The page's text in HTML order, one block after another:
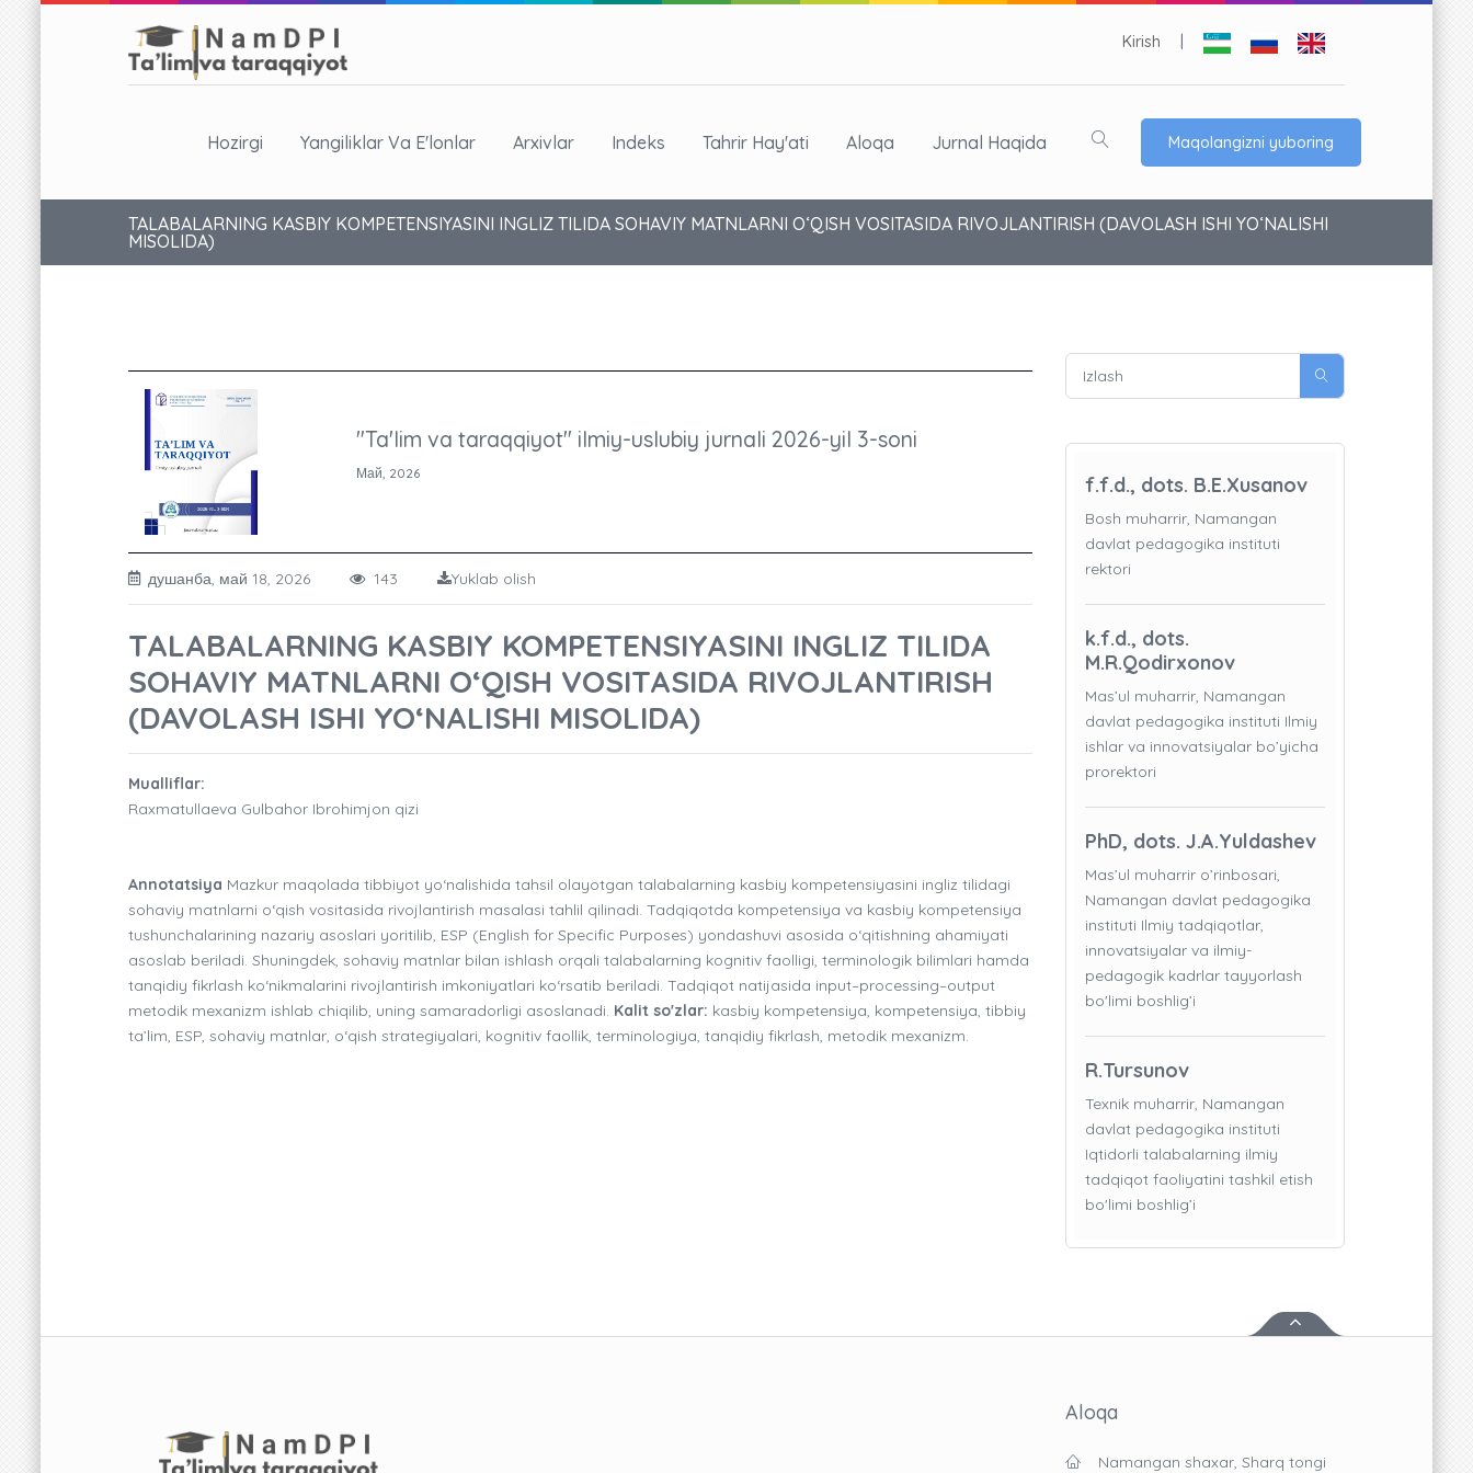
Kirish
Hozirgi Yangiliklar Va E'lonlar Arxivlar Indeks Tahrir Hay'ati Aloqa Jurnal Haqida Maqolangizni yuboring
TALABALARNING KASBIY KOMPETENSIYASINI INGLIZ TILIDA SOHAVIY MATNLARNI O‘QISH VOSITASIDA RIVOJLANTIRISH (DAVOLASH ISHI YO‘NALISHI
MISOLIDA)
"Ta'lim va taraqqiyot" ilmiy-uslubiy jurnali 2026-yil 3-soni
Май, 2026
душанба, май 18, 2026 143 Yuklab olish
TALABALARNING KASBIY KOMPETENSIYASINI INGLIZ TILIDA
SOHAVIY MATNLARNI O‘QISH VOSITASIDA RIVOJLANTIRISH
(DAVOLASH ISHI YO‘NALISHI MISOLIDA)
Mualliflar:
Raxmatullaeva Gulbahor Ibrohimjon qizi
Annotatsiya Mazkur maqolada tibbiyot yo‘nalishida tahsil olayotgan talabalarning kasbiy kompetensiyasini ingliz tilidagi
sohaviy matnlarni o‘qish vositasida rivojlantirish masalasi tahlil qilinadi. Tadqiqotda kompetensiya va kasbiy kompetensiya
tushunchalarining nazariy asoslari yoritilib, ESP (English for Specific Purposes) yondashuvi asosida o‘qitishning ahamiyati
asoslab beriladi. Shuningdek, sohaviy matnlar bilan ishlash orqali talabalarning kognitiv faolligi, terminologik bilimlari hamda
tanqidiy fikrlash ko‘nikmalarini rivojlantirish imkoniyatlari ko‘rsatib beriladi. Tadqiqot natijasida input–processing–output
metodik mexanizm ishlab chiqilib, uning samaradorligi asoslanadi. Kalit so'zlar: kasbiy kompetensiya, kompetensiya, tibbiy
ta’lim, ESP, sohaviy matnlar, o‘qish strategiyalari, kognitiv faollik, terminologiya, tanqidiy fikrlash, metodik mexanizm.
f.f.d., dots. B.E.Xusanov
Bosh muharrir, Namangan
davlat pedagogika instituti
rektori
k.f.d., dots.
M.R.Qodirxonov
Mas’ul muharrir, Namangan
davlat pedagogika instituti Ilmiy
ishlar va innovatsiyalar bo’yicha
prorektori
PhD, dots. J.A.Yuldashev
Mas’ul muharrir o’rinbosari,
Namangan davlat pedagogika
instituti Ilmiy tadqiqotlar,
innovatsiyalar va ilmiy-
pedagogik kadrlar tayyorlash
bo'limi boshlig’i
R.Tursunov
Texnik muharrir, Namangan
davlat pedagogika instituti
Iqtidorli talabalarning ilmiy
tadqiqot faoliyatini tashkil etish
bo'limi boshlig’i
Aloqa
Namangan shaxar, Sharq tongi